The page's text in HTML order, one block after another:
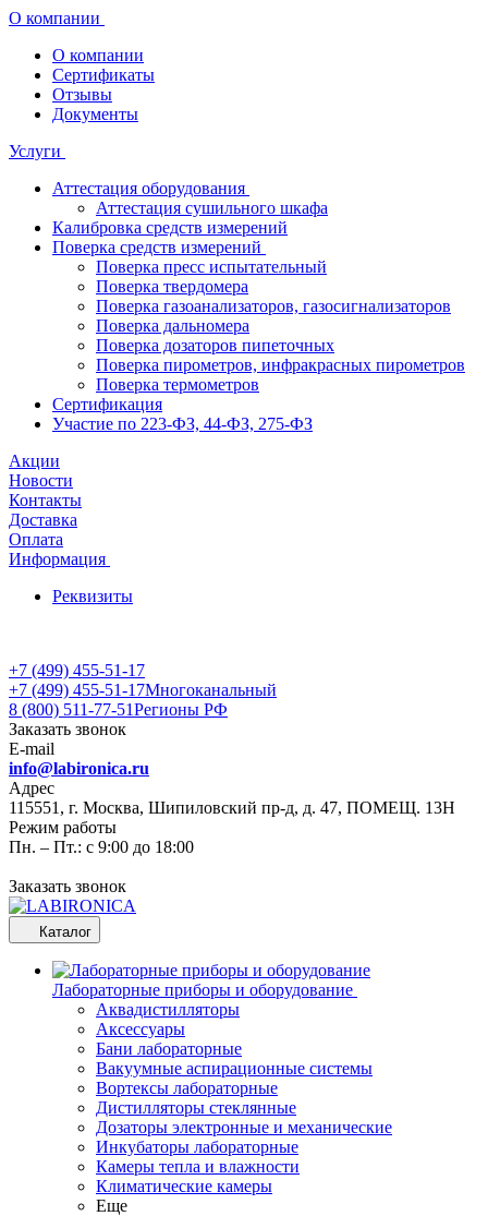
О компании
О компании
Сертификаты
Отзывы
Документы
Услуги
Аттестация оборудования
Аттестация сушильного шкафа
Калибровка средств измерений
Поверка средств измерений
Поверка пресс испытательный
Поверка твердомера
Поверка газоанализаторов, газосигнализаторов
Поверка дальномера
Поверка дозаторов пипеточных
Поверка пирометров, инфракрасных пирометров
Поверка термометров
Сертификация
Участие по 223-ФЗ, 44-ФЗ, 275-ФЗ
Акции
Новости
Контакты
Доставка
Оплата
Информация
Реквизиты
+7 (499) 455-51-17
+7 (499) 455-51-17Многоканальный
8 (800) 511-77-51Регионы РФ
Заказать звонок
E-mail
info@labironica.ru
Адрес
115551, г. Москва, Шипиловский пр-д, д. 47, ПОМЕЩ. 13Н
Режим работы
Пн. – Пт.: с 9:00 до 18:00
Заказать звонок
Каталог
Лабораторные приборы и оборудование
Аквадистилляторы
Аксессуары
Бани лабораторные
Вакуумные аспирационные системы
Вортексы лабораторные
Дистилляторы стеклянные
Дозаторы электронные и механические
Инкубаторы лабораторные
Камеры тепла и влажности
Климатические камеры
Еще